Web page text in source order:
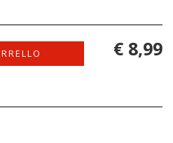
€ 8,99